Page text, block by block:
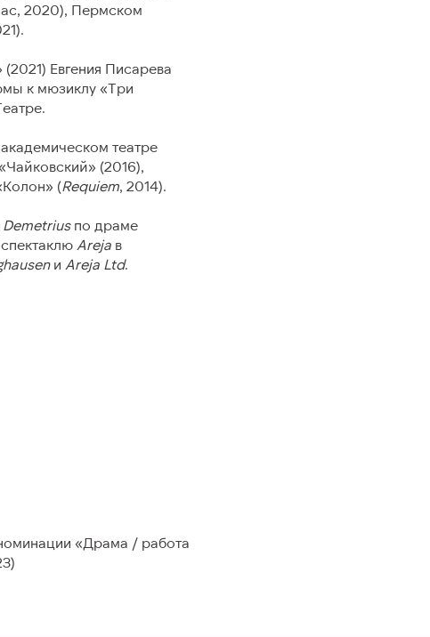
2020), Пермском
Евгения Писарева
к мюзиклу «Три
театре
(2016),
(Requiem, 2014).
Demetrius по драме
Areja в
и Areja Ltd.
«Драма / работа